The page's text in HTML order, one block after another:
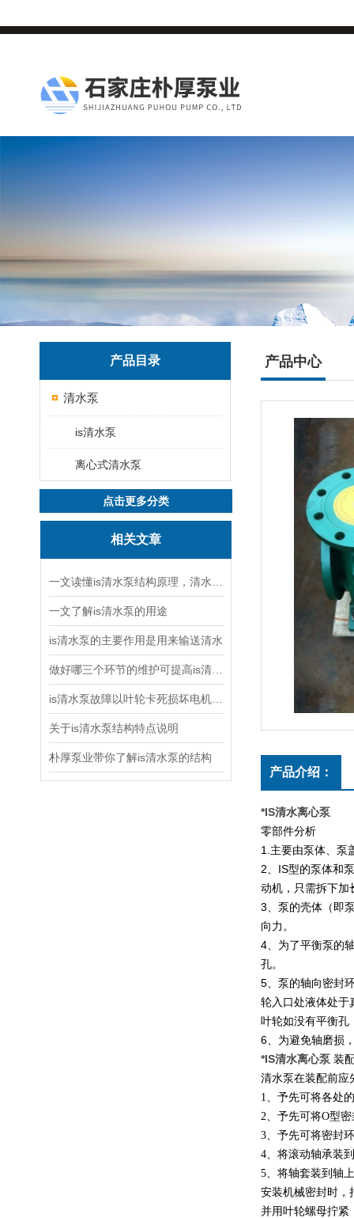
产品目录
清水泵
is清水泵
离心式清水泵
点击更多分类
相关文章
一文了解is清水泵的用途
is清水泵的主要作用是用来输送清水
关于is清水泵结构特点说明
朴厚泵业带你了解is清水泵的结构
产品中心
产品介绍：
*IS清水离心泵
零部件分析
1. 主要由泵体、泵
2
IS型的泵体和
动机，只需拆下加
3 、泵的壳体（即
向力。
4 、为了平衡泵的
孔。
5 、泵的轴向密封
轮入口处液体处于
叶轮如没有平衡孔
6 、为避免轴磨损
*IS清水离心泵 装
清水泵在装配前应
1、予先可将各处
2、予先可将O型
3、予先可将密封
4、将滚动轴承装
5、将轴套装到轴
安装机械密封时，
并用叶轮螺母拧紧